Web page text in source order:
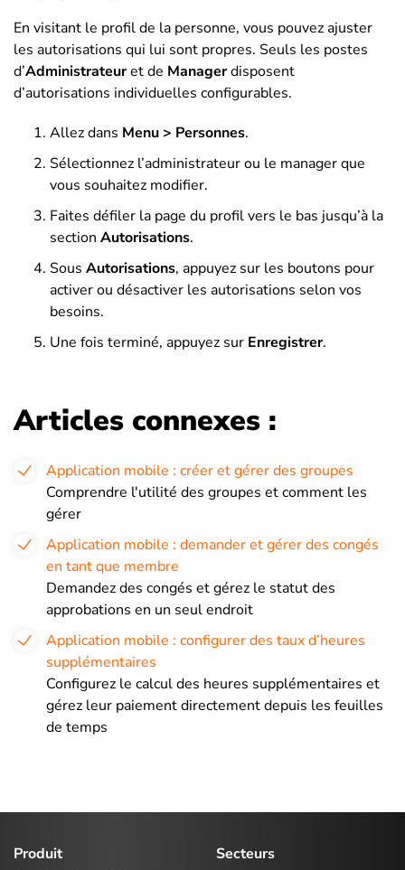
En visitant le profil de la personne, vous pouvez ajuster
les autorisations qui lui sont propres. Seuls les postes
d’Administrateuret de Managerdisposent
d’autorisations individuelles configurables.
Allez dans Menu > Personnes.
Sélectionnez l’administrateur ou le manager que
vous souhaitez modifier.
Faites défiler la page du profil vers le bas jusqu’à la
section Autorisations.
Sous Autorisations, appuyez sur les boutons pour
activer ou désactiver les autorisations selon vos
besoins.
Une fois terminé, appuyez sur Enregistrer.
Articles connexes :
Application mobile : créer et gérer des groupes
Comprendre l'utilité des groupes et comment les
gérer
Application mobile : demander et gérer des congés
en tant que membre
Demandez des congés et gérez le statut des
approbations en un seul endroit
Application mobile : configurer des taux d’heures
supplémentaires
Configurez le calcul des heures supplémentaires et
gérez leur paiement directement depuis les feuilles
de temps
Produit
Secteurs